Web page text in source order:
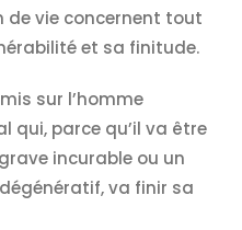
de vie concernent tout
et sa finitude.
sur l’homme
qui, parce qu’il va être
incurable ou un
va finir sa